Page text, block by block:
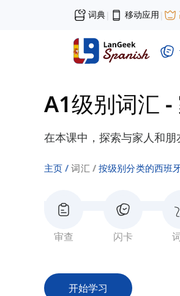
词典| 移动应用 |
A1级别词汇 -
在本课中，探索与家人和朋
主页 词汇 按级别分类的西班
审查 闪卡
开始学习